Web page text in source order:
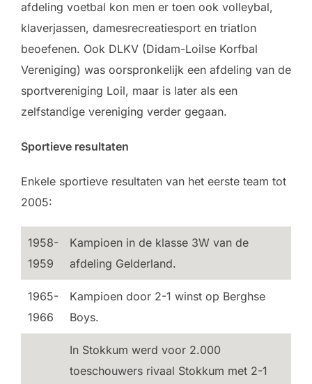
afdeling voetbal kon men er toen ook volleybal,
klaverjassen, damesrecreatiesport en triatlon
beoefenen. Ook DLKV (Didam-Loilse Korfbal
Vereniging) was oorspronkelijk een afdeling van de
sportvereniging Loil, maar is later als een
zelfstandige vereniging verder gegaan.
Sportieve resultaten
Enkele sportieve resultaten van het eerste team tot
2005:
1958-
1959
Kampioen in de klasse 3W van de
afdeling Gelderland.
1965-
1966
Kampioen door 2-1 winst op Berghse
Boys.
In Stokkum werd voor 2.000
toeschouwers rivaal Stokkum met 2-1